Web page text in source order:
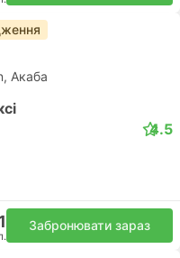
Акаба
4.5
Забронювати зараз